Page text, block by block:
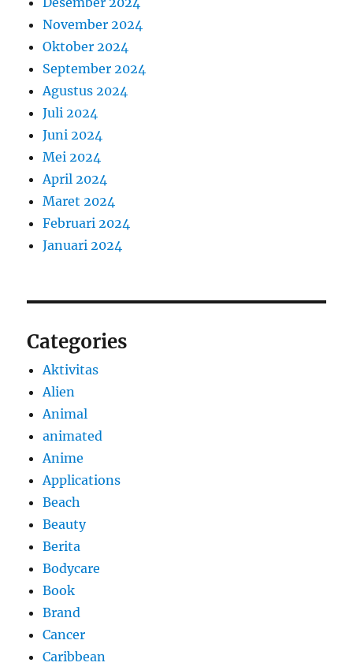
November 2024
Oktober 2024
September 2024
Agustus 2024
Juli 2024
Juni 2024
Mei 2024
April 2024
Maret 2024
Februari 2024
Januari 2024
Categories
Aktivitas
Alien
Animal
animated
Anime
Applications
Beach
Beauty
Berita
Bodycare
Book
Brand
Cancer
Caribbean